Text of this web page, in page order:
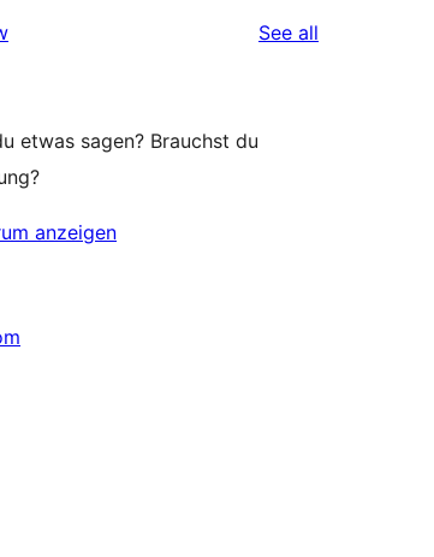
See all
etwas sagen? Brauchst du
anzeigen